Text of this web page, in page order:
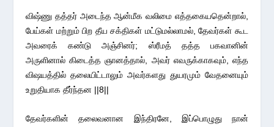
விஷ்ணு தத்தர் அடைந்த ஆன்மீக வலிமை எத்தகையதென்றால்,
பேய்கள் மற்றும் பிற தீய சக்திகள் மட்டுமல்லாமல், தேவர்கள் கூட
அவரைக் கண்டு அஞ்சினர்; ஸ்ரீமத் தத்த பகவானின்
அருளினால் கிடைத்த ஞானத்தால், அவர் எவருக்காகவும், எந்த
விஷயத்தில் தலையிட்டாலும் அவர்களது துயரமும் வேதனையும்
உறுதியாக தீர்ந்தன ||8||
தேவர்களின் தலைவனான இந்திரனே, இப்பொழுது நான்